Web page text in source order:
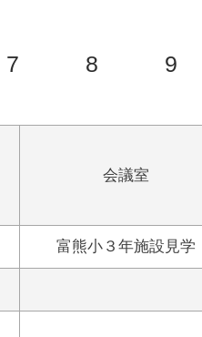
7 8 9
会議室
富熊小３年施設見学